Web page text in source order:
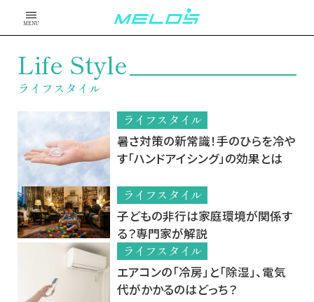
MENU
Life Style
ライフスタイル
ライフスタイル
暑さ対策の新常識！手のひらを冷や
す「ハンドアイシング」の効果とは
ライフスタイル
子どもの非行は家庭環境が関係す
る？専門家が解説
ライフスタイル
エアコンの「冷房」と「除湿」、電気
代がかかるのはどっち？